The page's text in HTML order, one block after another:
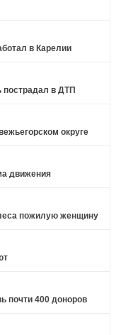
в Карелии
пострадал в ДТП
округе
движения
пожилую женщину
почти 400 доноров